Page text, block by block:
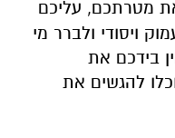
מטרתכם, עליכם
ויסודי ולברר מי
בידכם את
להגשים את